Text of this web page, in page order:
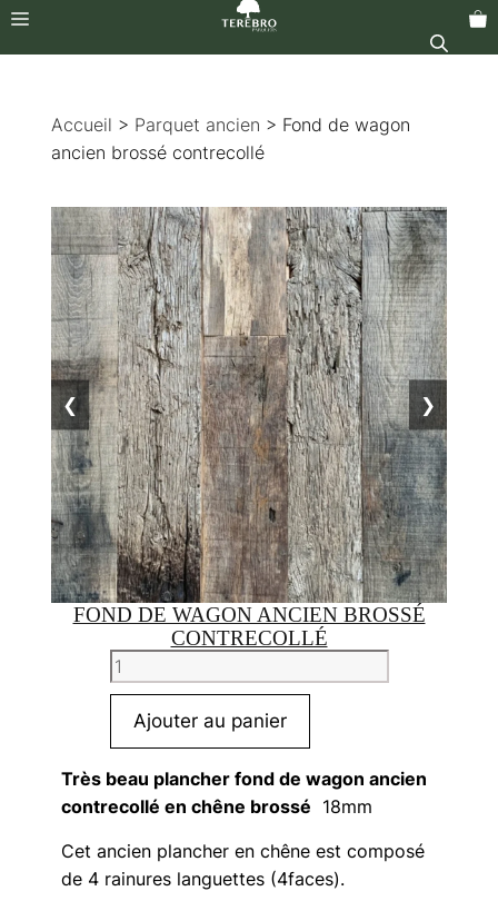
contenu
Menu
Accueil > Parquet ancien > Fond de wagon
ancien brossé contrecollé
❮ ❯
FOND DE WAGON ANCIEN BROSSÉ
CONTRECOLLÉ
quantité
de
Fond
de
wagon
ancien
contrecollé
Ajouter au panier
Très beau plancher fond de wagon ancien
contrecollé en chêne brossé 18mm
Cet ancien plancher en chêne est composé
de 4 rainures languettes (4faces).